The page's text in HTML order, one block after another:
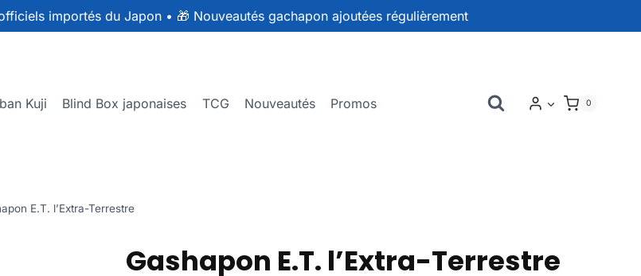
importés du Japon • 🎁 Nouveautés gachapon ajoutées régulièrement
Kuji Blind Box japonaises TCG Nouveautés Promos 0
E.T. l’Extra-Terrestre
Gashapon E.T. l’Extra-Terrestre